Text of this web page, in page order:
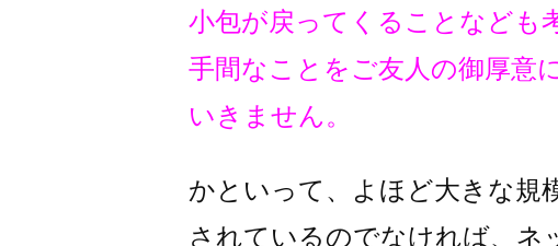
小包が戻ってくることなども
手間なことをご友人の御厚意
いきません。
かといって、よほど大きな規
されているのでなければ、ネ